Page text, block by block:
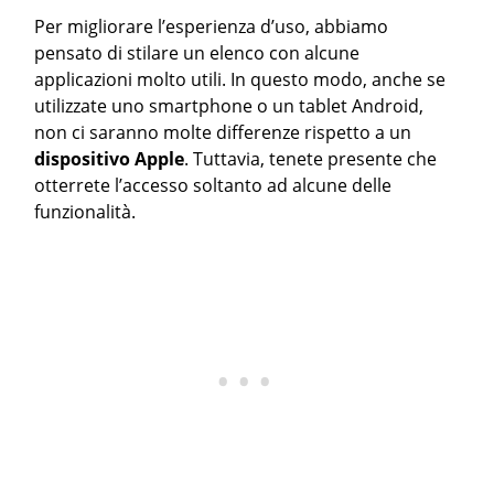
Per migliorare l’esperienza d’uso, abbiamo
pensato di stilare un elenco con alcune
applicazioni molto utili. In questo modo, anche se
utilizzate uno smartphone o un tablet Android,
non ci saranno molte differenze rispetto a un
dispositivo Apple. Tuttavia, tenete presente che
otterrete l’accesso soltanto ad alcune delle
funzionalità.